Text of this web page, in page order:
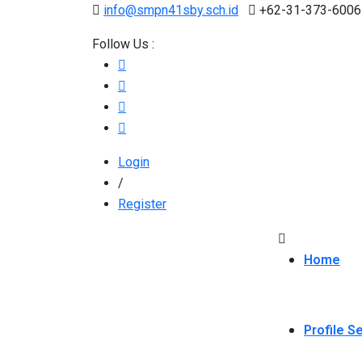
info@smpn41sby.sch.id +62-31-373-6006
Follow Us :
Login
/
Register
Home
Profile